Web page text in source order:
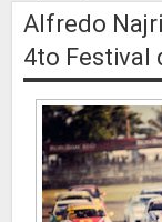
Alfredo
4to Festival